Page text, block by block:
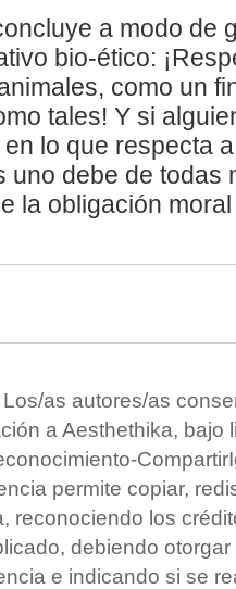
a modo de
bio-ético:
como un
tales! Y si
lo que respecta
uno debe de todas
la obligación
as autores/as
a Aesthethika, bajo
permite copiar,
reconociendo los
debiendo
e indicando si se